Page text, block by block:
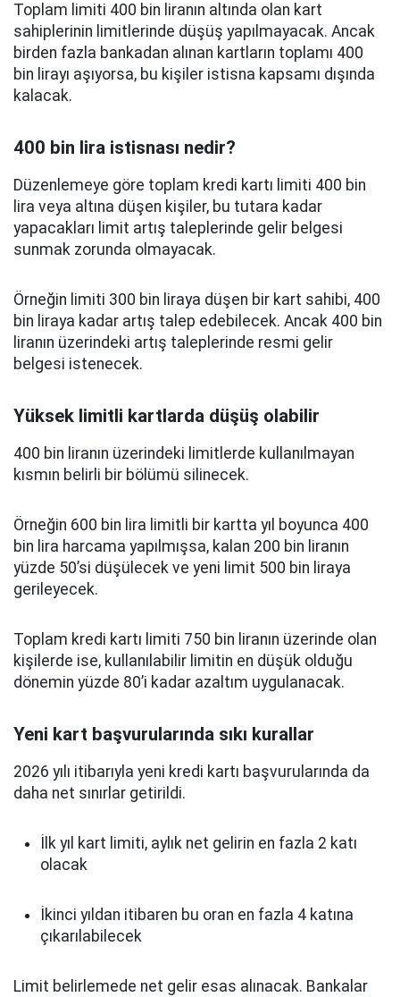
Toplam limiti 400 bin liranın altında olan kart
sahiplerinin limitlerinde düşüş yapılmayacak. Ancak
birden fazla bankadan alınan kartların toplamı 400
bin lirayı aşıyorsa, bu kişiler istisna kapsamı dışında
kalacak.
400 bin lira istisnası nedir?
Düzenlemeye göre toplam kredi kartı limiti 400 bin
lira veya altına düşen kişiler, bu tutara kadar
yapacakları limit artış taleplerinde gelir belgesi
sunmak zorunda olmayacak.
Örneğin limiti 300 bin liraya düşen bir kart sahibi, 400
bin liraya kadar artış talep edebilecek. Ancak 400 bin
liranın üzerindeki artış taleplerinde resmi gelir
belgesi istenecek.
Yüksek limitli kartlarda düşüş olabilir
400 bin liranın üzerindeki limitlerde kullanılmayan
kısmın belirli bir bölümü silinecek.
Örneğin 600 bin lira limitli bir kartta yıl boyunca 400
bin lira harcama yapılmışsa, kalan 200 bin liranın
yüzde 50’si düşülecek ve yeni limit 500 bin liraya
gerileyecek.
Toplam kredi kartı limiti 750 bin liranın üzerinde olan
kişilerde ise, kullanılabilir limitin en düşük olduğu
dönemin yüzde 80’i kadar azaltım uygulanacak.
Yeni kart başvurularında sıkı kurallar
2026 yılı itibarıyla yeni kredi kartı başvurularında da
daha net sınırlar getirildi.
İlk yıl kart limiti, aylık net gelirin en fazla 2 katı
olacak
İkinci yıldan itibaren bu oran en fazla 4 katına
çıkarılabilecek
Limit belirlemede net gelir esas alınacak. Bankalar